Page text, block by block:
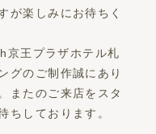
が楽しみにお待ちく
京王プラザホテル札
グのご制作誠にあり
またのご来店をスタ
ちしております。